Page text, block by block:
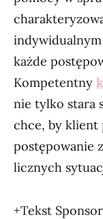
każde
Kompetentny
nie tylko stara
chce, by klient
postępowanie
licznych
+Tekst